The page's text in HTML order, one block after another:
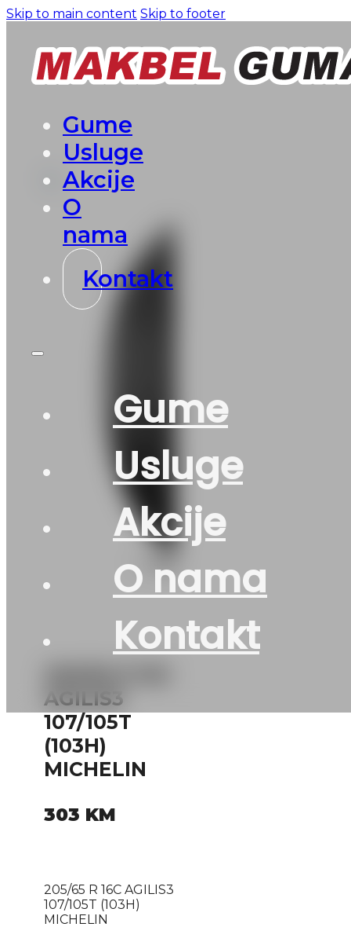
Skip to main content Skip to footer
Gume
Usluge
Akcije
O
nama
Kontakt
Gume
Usluge
Akcije
O nama
Kontakt
AGILIS3
107/105T
(103H)
MICHELIN
303 KM
205/65 R 16C AGILIS3
107/105T (103H)
MICHELIN